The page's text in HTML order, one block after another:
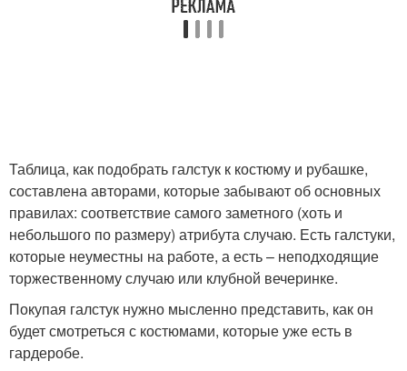
Таблица, как подобрать галстук к костюму и рубашке,
составлена авторами, которые забывают об основных
правилах: соответствие самого заметного (хоть и
небольшого по размеру) атрибута случаю. Есть галстуки,
которые неуместны на работе, а есть – неподходящие
торжественному случаю или клубной вечеринке.
Покупая галстук нужно мысленно представить, как он
будет смотреться с костюмами, которые уже есть в
гардеробе.